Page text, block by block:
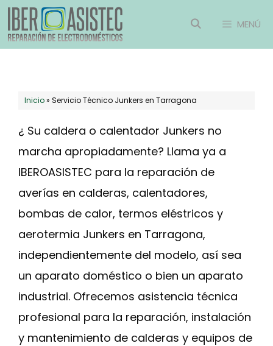
Saltar
al
contenido
MENÚ
Inicio» Servicio Técnico Junkers en Tarragona
¿ Su caldera o calentador Junkers no
marcha apropiadamente? Llama ya a
IBEROASISTEC para la reparación de
averías en calderas, calentadores,
bombas de calor, termos eléstricos y
aerotermia Junkers en Tarragona,
independientemente del modelo, así sea
un aparato doméstico o bien un aparato
industrial. Ofrecemos asistencia técnica
profesional para la reparación, instalación
y mantenimiento de calderas y equipos de